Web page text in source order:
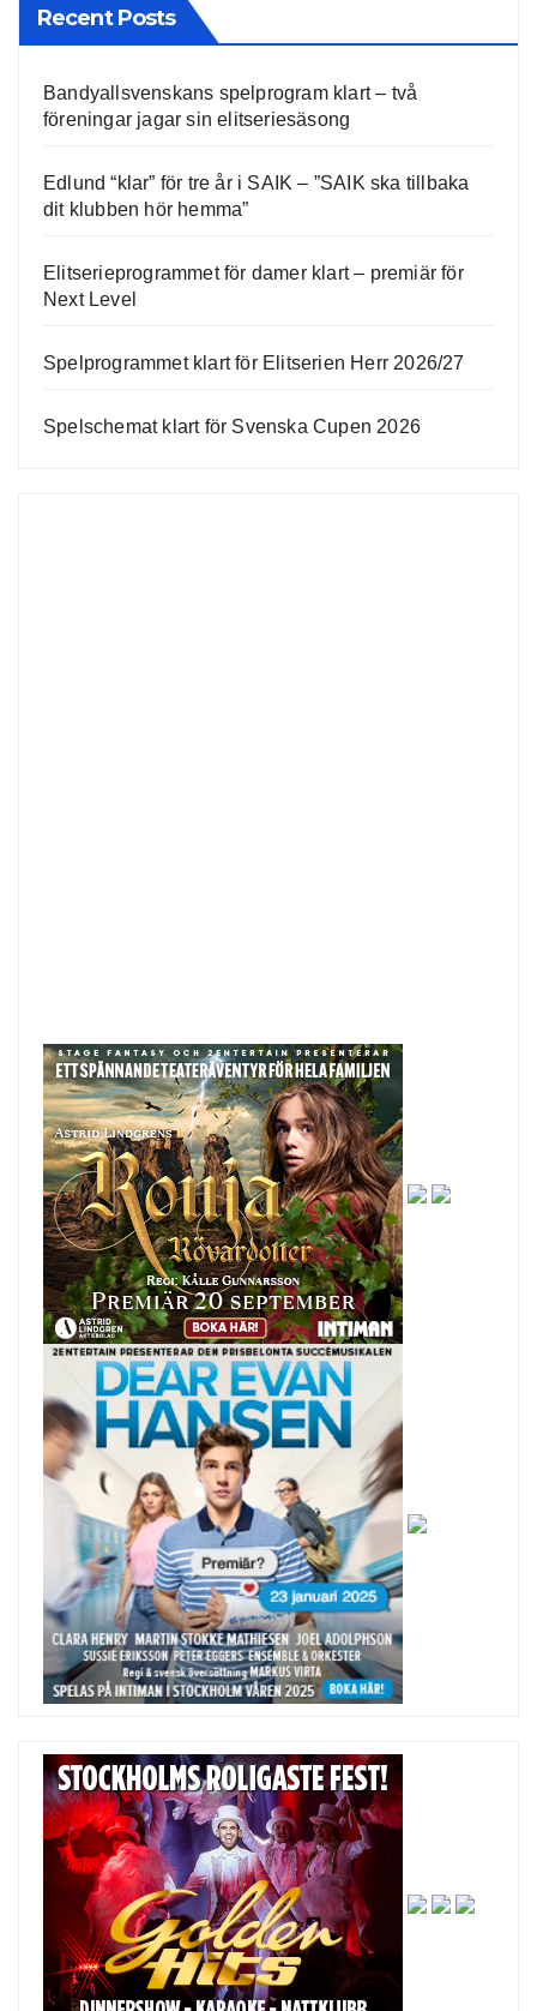
Recent Posts
Bandyallsvenskans spelprogram klart – två
föreningar jagar sin elitseriesäsong
Edlund “klar” för tre år i SAIK – ”SAIK ska tillbaka
dit klubben hör hemma”
Elitserieprogrammet för damer klart – premiär för
Next Level
Spelprogrammet klart för Elitserien Herr 2026/27
Spelschemat klart för Svenska Cupen 2026